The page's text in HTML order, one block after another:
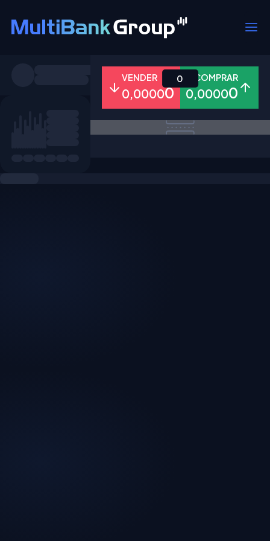
Todos Forex Metais Ações
VENDER
0,00000
COMPRAR
0,00000
0